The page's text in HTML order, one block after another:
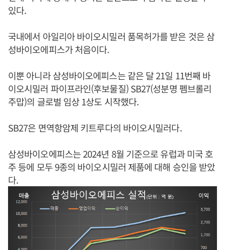
있다.
국내에서 아일리아 바이오시밀러 품목허가를 받은 것은 삼
성바이오에피스가 처음이다.
이뿐 아니라 삼성바이오에피스는 같은 달 21일 11번째 바
이오시밀러 파이프라인(후보물질) SB27(성분명 펨브롤리
주맙)의 글로벌 임상 1상도 시작했다.
SB27은 면역항암제 키트루다의 바이오시밀러다.
삼성바이오에피스는 2024년 8월 기준으로 유럽과 미국 호
주 등에 모두 9종의 바이오시밀러 제품에 대해 승인을 받았
다.